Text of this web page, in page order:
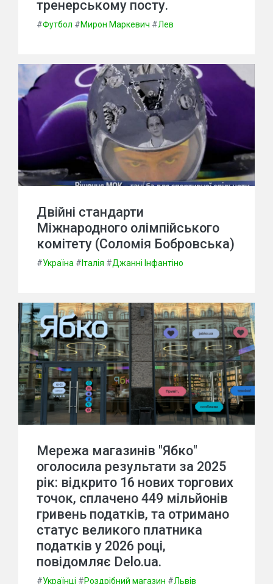
тренерському посту.
#Футбол #Мирон Маркевич #Лев
Двійні стандарти
Міжнародного олімпійського
комітету (Соломія Бобровська)
#Україна # Італія #Джанні Інфантіно
Мережа магазинів "Ябко"
оголосила результати за 2025
рік: відкрито 16 нових торгових
точок, сплачено 449 мільйонів
гривень податків, та отримано
статус великого платника
податків у 2026 році,
повідомляє Delo.ua.
#Українці #Роздрібний магазин #Львів